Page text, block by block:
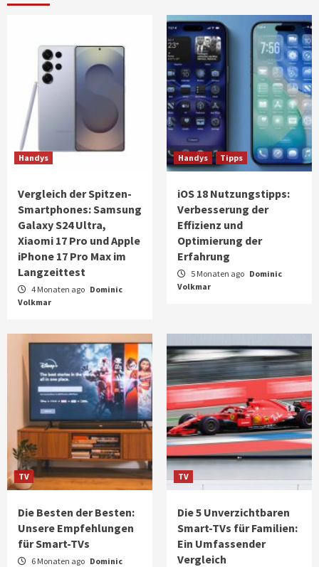
Handys
Vergleich der Spitzen-
Smartphones: Samsung
Galaxy S24 Ultra,
Xiaomi 17 Pro und Apple
iPhone 17 Pro Max im
Langzeittest
4 Monaten ago Dominic
Volkmar
Handys Tipps
iOS 18 Nutzungstipps:
Verbesserung der
Effizienz und
Optimierung der
Erfahrung
5 Monaten ago Dominic
Volkmar
TV
Die Besten der Besten:
Unsere Empfehlungen
für Smart-TVs
6 Monaten ago Dominic
TV
Die 5 Unverzichtbaren
Smart-TVs für Familien:
Ein Umfassender
Vergleich